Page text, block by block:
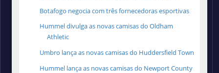
Botafogo negocia com três fornecedoras esportivas
Hummel divulga as novas camisas do Oldham
Athletic
Umbro lança as novas camisas do Huddersfield Town
Hummel lança as novas camisas do Newport County